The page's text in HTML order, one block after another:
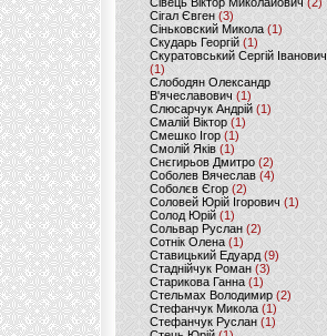
Сігал Євген (3)
Сіньковский Микола(1)
Скударь Георгій (1)
Скуратовський Сергій Іванович
(1)
Слободян Олександр
В'ячеславович(1)
Слюсарчук Андрій(1)
Смалій Віктор (1)
Смешко Ігор (1)
Смолій Яків (1)
Снєгирьов Дмитро (2)
Соболев Вячеслав (4)
Соболєв Єгор(2)
Соловей Юрій Ігорович (1)
Солод Юрій (1)
Сольвар Руслан (2)
Сотнік Олена(1)
Ставицький Едуард (9)
Стаднійчук Роман(3)
Старикова Ганна (1)
Стельмах Володимир(2)
Стефанчук Микола (1)
Стефанчук Руслан (1)